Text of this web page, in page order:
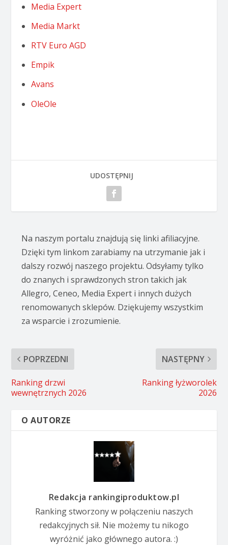
Media Expert
Media Markt
RTV Euro AGD
Empik
Avans
OleOle
UDOSTĘPNIJ
Na naszym portalu znajdują się linki afiliacyjne.
Dzięki tym linkom zarabiamy na utrzymanie jak i
dalszy rozwój naszego projektu. Odsyłamy tylko
do znanych i sprawdzonych stron takich jak
Allegro, Ceneo, Media Expert i innych dużych
renomowanych sklepów. Dziękujemy wszystkim
za wsparcie i zrozumienie.
POPRZEDNI
Ranking drzwi
wewnętrznych 2026
NASTĘPNY
Ranking łyżworolek
2026
O AUTORZE
Redakcja rankingiproduktow.pl
Ranking stworzony w połączeniu naszych
redakcyjnych sił. Nie możemy tu nikogo
wyróżnić jako głównego autora. :)